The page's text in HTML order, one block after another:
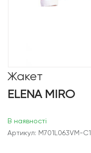
Жакет
ELENA MIRO
В наявності
Артикул: M701L063VM-C1